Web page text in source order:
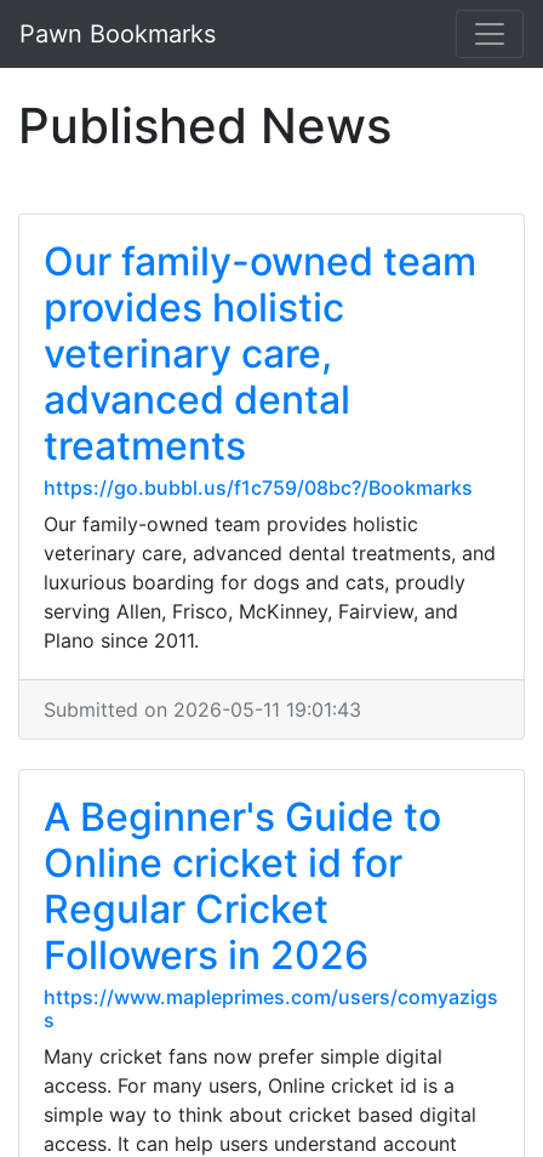
Pawn Bookmarks
Published News
Our family-owned team
provides holistic
veterinary care,
advanced dental
treatments
https://go.bubbl.us/f1c759/08bc?/Bookmarks
Our family-owned team provides holistic
veterinary care, advanced dental treatments, and
luxurious boarding for dogs and cats, proudly
serving Allen, Frisco, McKinney, Fairview, and
Plano since 2011.
Submitted on 2026-05-11 19:01:43
A Beginner's Guide to
Online cricket id for
Regular Cricket
Followers in 2026
https://www.mapleprimes.com/users/comyazigs
s
Many cricket fans now prefer simple digital
access. For many users, Online cricket id is a
simple way to think about cricket based digital
access. It can help users understand account